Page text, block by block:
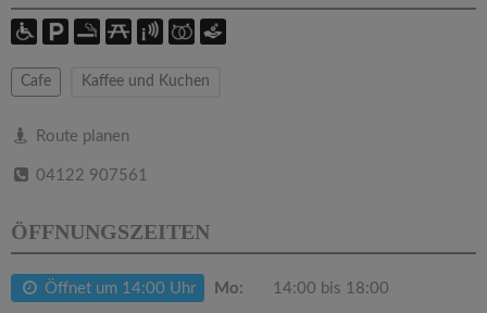
Cafe Kaffee und Kuchen
Route planen
04122 907561
ÖFFNUNGSZEITEN
Öffnet um 14:00 Uhr Mo: 14:00 bis 18:00
a
v
g
a
t